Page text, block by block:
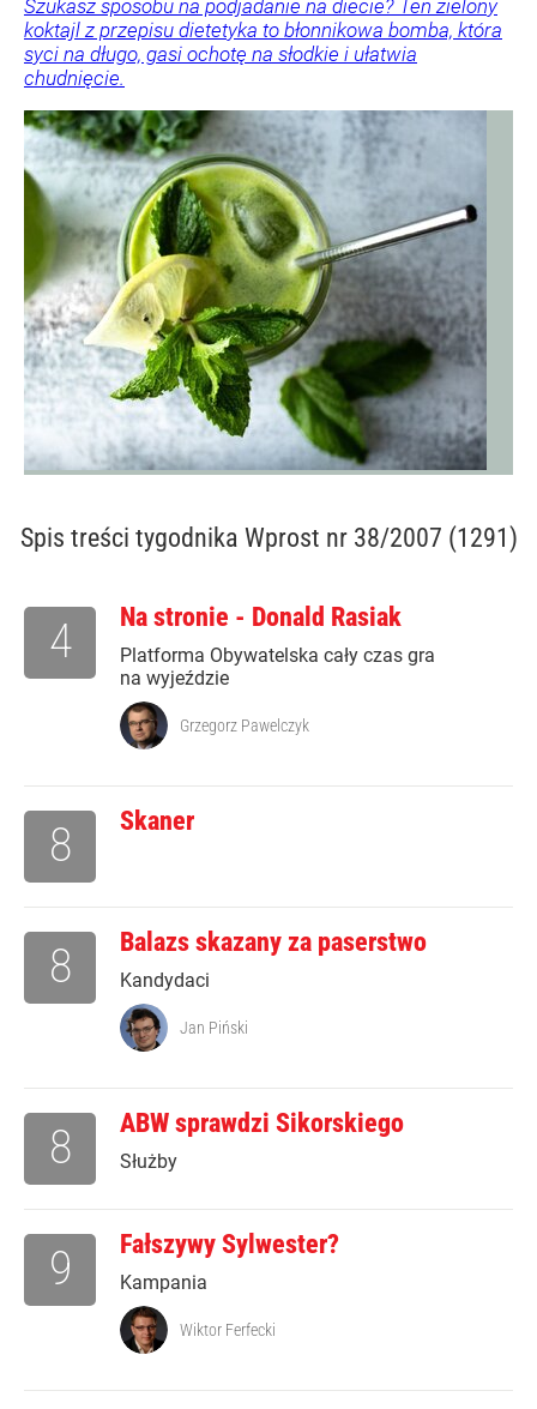
Szukasz sposobu na podjadanie na diecie? Ten zielony
koktajl z przepisu dietetyka to błonnikowa bomba, która
syci na długo, gasi ochotę na słodkie i ułatwia
chudnięcie.
Spis treści tygodnika Wprost nr 38/2007 (1291)
Na stronie - Donald Rasiak
Platforma Obywatelska cały czas gra
na wyjeździe
4
Grzegorz Pawelczyk
Skaner
8
Balazs skazany za paserstwo
Kandydaci
8
Jan Piński
ABW sprawdzi Sikorskiego
Służby
8
Fałszywy Sylwester?
Kampania
9
Wiktor Ferfecki